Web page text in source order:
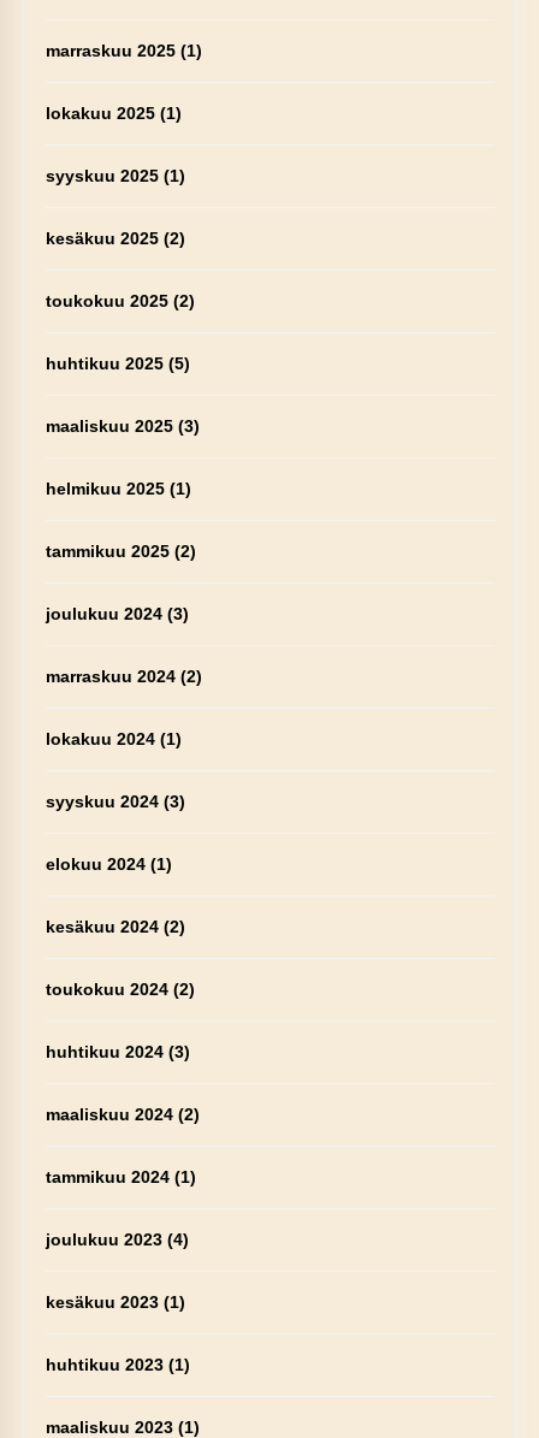
marraskuu 2025(1)
lokakuu 2025(1)
syyskuu 2025(1)
kesäkuu 2025(2)
toukokuu 2025(2)
huhtikuu 2025(5)
maaliskuu 2025(3)
helmikuu 2025(1)
tammikuu 2025(2)
joulukuu 2024(3)
marraskuu 2024(2)
lokakuu 2024(1)
syyskuu 2024(3)
elokuu 2024(1)
kesäkuu 2024(2)
toukokuu 2024(2)
huhtikuu 2024(3)
maaliskuu 2024(2)
tammikuu 2024(1)
joulukuu 2023(4)
kesäkuu 2023(1)
huhtikuu 2023(1)
maaliskuu 2023(1)